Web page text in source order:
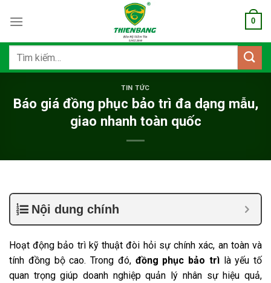
qua
dung
0
Tìm
TIN TỨC
Báo giá đồng phục bảo trì đa dạng mẫu,
giao nhanh toàn quốc
Nội dung chính
Hoạt động bảo trì kỹ thuật đòi hỏi sự chính xác, an toàn và
tính đồng bộ cao. Trong đó, đồng phục bảo trìlà yếu tố
quan trọng giúp doanh nghiệp quản lý nhân sự hiệu quả,